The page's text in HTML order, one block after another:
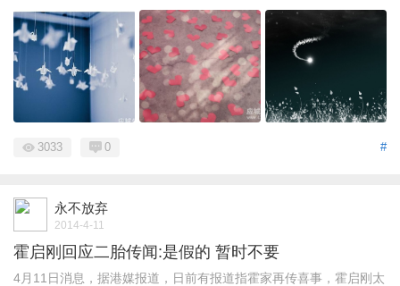
#
3033 0
永不放弃
2014-4-11
霍启刚回应二胎传闻:是假的 暂时不要
4月11日消息，据港媒报道，日前有报道指霍家再传喜事，霍启刚太